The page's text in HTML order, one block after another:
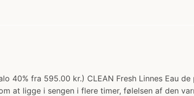
40% fra 595.00 kr.) CLEAN Fresh Linnes Eau
at ligge i sengen i flere timer, følelsen af den